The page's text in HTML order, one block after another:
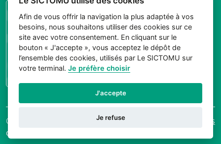
PORTAIL ÉLUS
CONNEXION
© 2026 Sictomu. Tout
droits réservés.
Mentions légales
Afin de vous offrir la navigation la plus adaptée à vos
besoins, nous souhaitons utiliser des cookies sur ce
site avec votre consentement. En cliquant sur le
bouton « J'accepte », vous acceptez le dépôt de
l’ensemble des cookies, utilisés par Le SICTOMU sur
votre terminal.Je préfère choisir
J'accepte
Je refuse